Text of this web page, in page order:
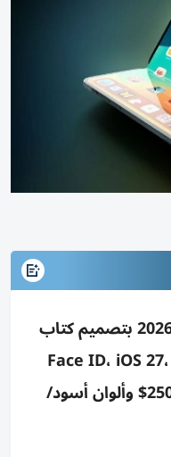
تسريبات: آيفون قابل للطي 2026 بتصميم كتاب
وشاشتين، Touch ID بدل Face ID، iOS 27،
A20 و12GB وسعر 2000-2500$ وألوان أسود/